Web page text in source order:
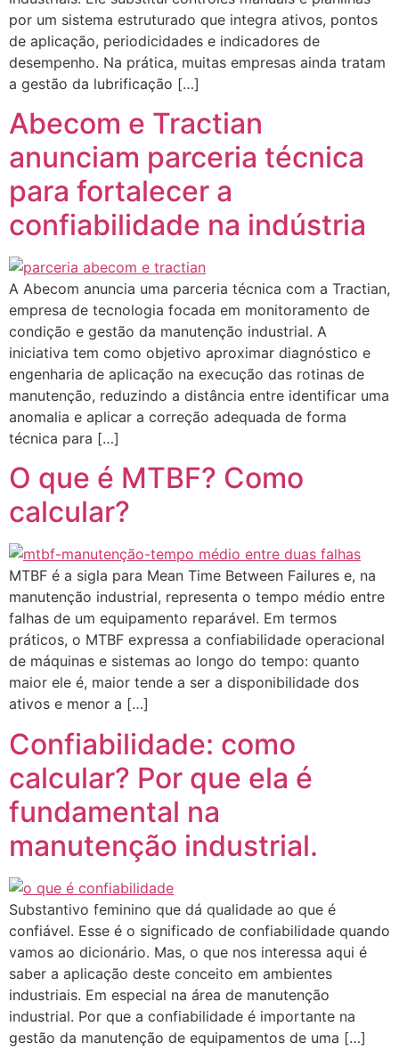
por um sistema estruturado que integra ativos, pontos
de aplicação, periodicidades e indicadores de
desempenho. Na prática, muitas empresas ainda tratam
a gestão da lubrificação […]
Abecom e Tractian
anunciam parceria técnica
para fortalecer a
confiabilidade na indústria
A Abecom anuncia uma parceria técnica com a Tractian,
empresa de tecnologia focada em monitoramento de
condição e gestão da manutenção industrial. A
iniciativa tem como objetivo aproximar diagnóstico e
engenharia de aplicação na execução das rotinas de
manutenção, reduzindo a distância entre identificar uma
anomalia e aplicar a correção adequada de forma
técnica para […]
O que é MTBF? Como
calcular?
MTBF é a sigla para Mean Time Between Failures e, na
manutenção industrial, representa o tempo médio entre
falhas de um equipamento reparável. Em termos
práticos, o MTBF expressa a confiabilidade operacional
de máquinas e sistemas ao longo do tempo: quanto
maior ele é, maior tende a ser a disponibilidade dos
ativos e menor a […]
Confiabilidade: como
calcular? Por que ela é
fundamental na
manutenção industrial.
Substantivo feminino que dá qualidade ao que é
confiável. Esse é o significado de confiabilidade quando
vamos ao dicionário. Mas, o que nos interessa aqui é
saber a aplicação deste conceito em ambientes
industriais. Em especial na área de manutenção
industrial. Por que a confiabilidade é importante na
gestão da manutenção de equipamentos de uma […]